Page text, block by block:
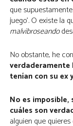
que
juego’. O existe la
malvibroseando
No obstante, he
verdaderamente
tenían con su ex
No es
cuáles son
alguien que